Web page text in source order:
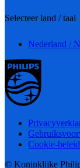
Selecteer land / taal
Nederland /
Cookie-beleid
© Koninklijke